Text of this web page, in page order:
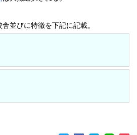
並びに特徴を下記に記載。